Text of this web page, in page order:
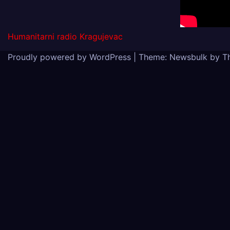
Humanitarni radio Kragujevac
Proudly powered by WordPress
Theme: Newsbulk by